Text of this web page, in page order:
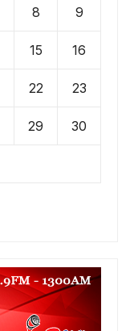
8 9
15 16
22 23
29 30